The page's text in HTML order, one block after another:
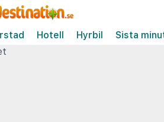
Hotell Hyrbil Sista